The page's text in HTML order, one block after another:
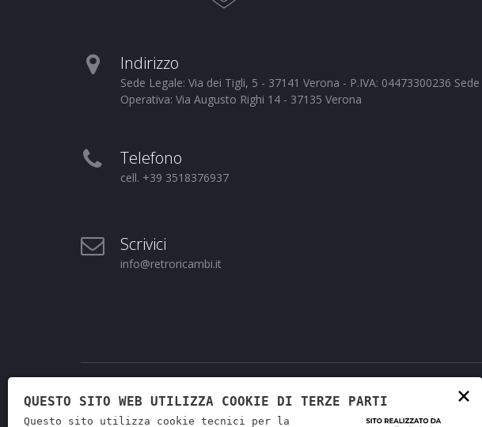
Indirizzo
Sede Legale: Via dei Tigli, 5 - 37141 Verona - P.IVA: 04473300236 Sede
Operativa: Via Augusto Righi 14 - 37135 Verona
Telefono
cell. +39 3518376937
Scrivici
info@retroricambi.it
×
QUESTO SITO WEB UTILIZZA COOKIE DI TERZE PARTI
Questo sito utilizza cookie tecnici per la